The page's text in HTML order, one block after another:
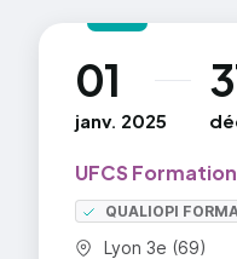
01
janv. 2025
au
UFCS
QUALIOPI
Commune :
Lyon 3e (69)